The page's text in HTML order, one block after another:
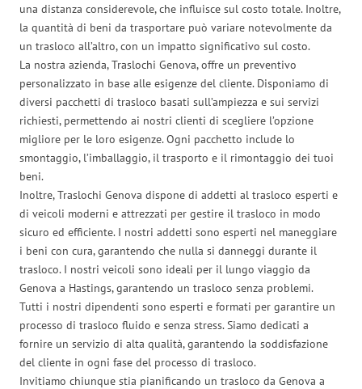
una distanza considerevole, che influisce sul costo totale. Inoltre,
la quantità di beni da trasportare può variare notevolmente da
un trasloco all’altro, con un impatto significativo sul costo.
La nostra azienda, Traslochi Genova, offre un preventivo
personalizzato in base alle esigenze del cliente. Disponiamo di
diversi pacchetti di trasloco basati sull’ampiezza e sui servizi
richiesti, permettendo ai nostri clienti di scegliere l’opzione
migliore per le loro esigenze. Ogni pacchetto include lo
smontaggio, l’imballaggio, il trasporto e il rimontaggio dei tuoi
beni.
Inoltre, Traslochi Genova dispone di addetti al trasloco esperti e
di veicoli moderni e attrezzati per gestire il trasloco in modo
sicuro ed efficiente. I nostri addetti sono esperti nel maneggiare
i beni con cura, garantendo che nulla si danneggi durante il
trasloco. I nostri veicoli sono ideali per il lungo viaggio da
Genova a Hastings, garantendo un trasloco senza problemi.
Tutti i nostri dipendenti sono esperti e formati per garantire un
processo di trasloco fluido e senza stress. Siamo dedicati a
fornire un servizio di alta qualità, garantendo la soddisfazione
del cliente in ogni fase del processo di trasloco.
Invitiamo chiunque stia pianificando un trasloco da Genova a